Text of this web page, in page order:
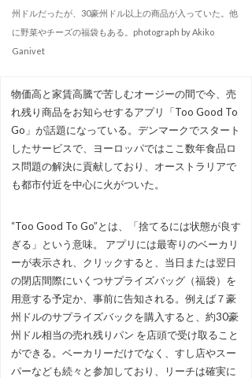
州ドルだったが、30豪州ドル以上の商品が入っていた。他
に野菜やチーズの福袋もある。photograph by Akiko
Ganivet
物価高と家賃高騰で苦しむオージーの間で今、売
れ残り商品をお知らせするアプリ「Too Good To
Go」が話題になっている。デンマークでスタート
したサービスで、ヨーロッパではここ数年食品ロ
ス問題の解決に貢献しており、オーストラリアで
も都市付近を中心に火がついた。
“Too Good To Go”とは、「捨てるには状態が良す
ぎる」という意味。 アプリには最寄りのベーカリ
ーが表示され、クリックすると、当日または翌日
の閉店間際にいくつサプライズバッグ（福袋）を
用意する予定か、事前に告知される。例えば７豪
州ドルのサプライズバックを購入すると、約30豪
州ドル相当の売れ残りパン を店頭で受け取ること
ができる。ベーカリーだけでなく、すし店やスー
パーなども続々と参加しており、リーチは確実に